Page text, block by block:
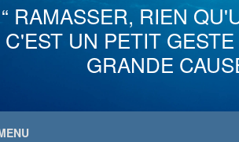
“ RAMASSER, RIEN
C'EST UN PETIT
GRANDE